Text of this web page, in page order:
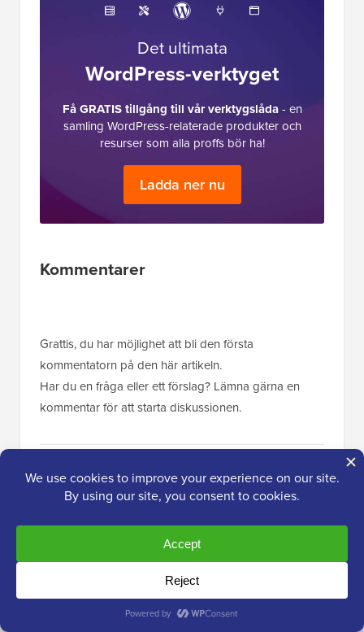
Det ultimata
WordPress-verktyget
Få GRATIS tillgång till vår verktygslåda- en
samling WordPress-relaterade produkter och
resurser som alla proffs bör ha!
Ladda ner nu
Läsarnas
Kommentarer
Grattis, du har möjlighet att bli den första
kommentatorn på den här artikeln.
Har du en fråga eller ett förslag? Lämna gärna en
kommentar för att starta diskussionen.
Lämna ett svar
på att alla kommentarer modereras enligt vår
, och din e-postadress kommer
INTE att publiceras. Använd INTE nyckelord i namn
fältet. Låt oss ha en personlig och meningsfull